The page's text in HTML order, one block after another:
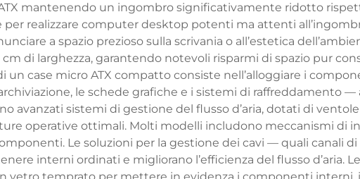
mantenendo un ingombro significativamente ridotto
realizzare computer desktop potenti ma attenti
a spazio prezioso sulla scrivania o all’estetica
di larghezza, garantendo notevoli risparmi di spazio pur
case micro ATX compatto consiste nell’alloggiare i
le schede grafiche e i sistemi di raffreddamento —
avanzati sistemi di gestione del flusso d’aria, dotati di
operative ottimali. Molti modelli includono meccanismi di
Le soluzioni per la gestione dei cavi — quali canali
interni ordinati e migliorano l’efficienza del flusso d’aria.